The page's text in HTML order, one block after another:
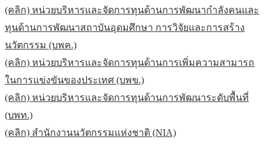
(คลิก) หน่วยบริหารและจัดการทุนด้านการพัฒนากำลังคนและ
ทุนด้านการพัฒนาสถาบันอุดมศึกษา การวิจัยและการสร้าง
นวัตกรรม (บพค.)
(คลิก) หน่วยบริหารและจัดการทุนด้านการเพิ่มความสามารถ
ในการแข่งขันของประเทศ (บพข.)
(คลิก) หน่วยบริหารและจัดการทุนด้านการพัฒนาระดับพื้นที่
(บพท.)
(คลิก) สำนักงานนวัตกรรมแห่งชาติ (NIA)